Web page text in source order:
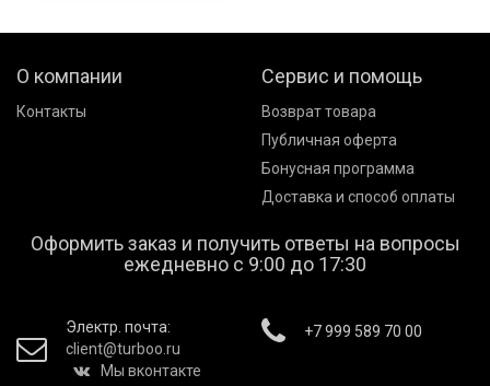
О компании
Контакты
Сервис и помощь
Возврат товара
Публичная оферта
Бонусная программа
Доставка и способ оплаты
Оформить заказ и получить ответы на вопросы
ежедневно с 9:00 до 17:30
Электр. почта:
client@turboo.ru
Мы вконтакте
+7 999 589 70 00